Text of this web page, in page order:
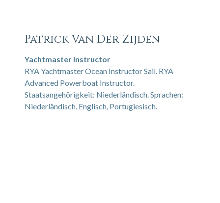
Patrick Van Der Zijden
Yachtmaster Instructor
RYA Yachtmaster Ocean Instructor Sail. RYA
Advanced Powerboat Instructor.
Staatsangehörigkeit: Niederländisch. Sprachen:
Niederländisch, Englisch, Portugiesisch.